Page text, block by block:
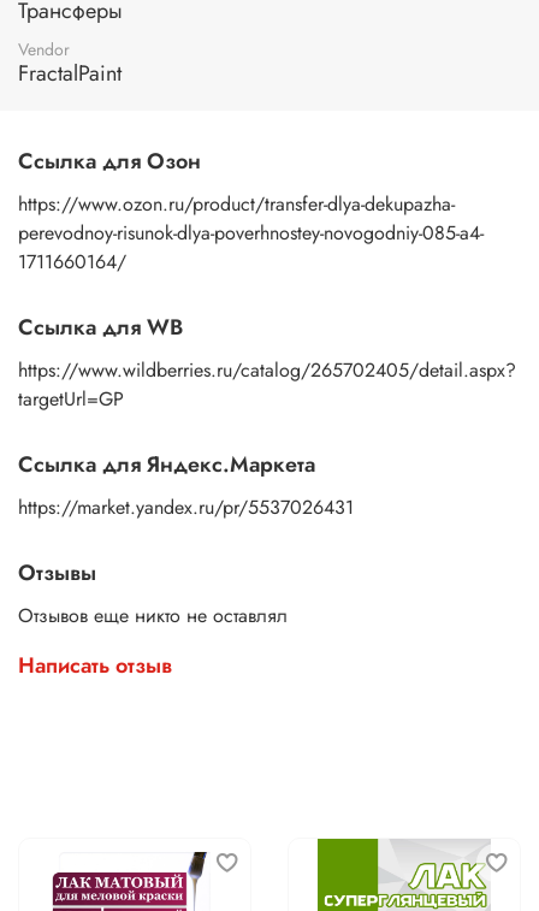
изображение к поверхности и, плотно прижимая
пальцами бумажную основу, сдвигаете ее на себя.
Рисунок остается на изделии. Сразу после нанесения
подойдет акриловый лак на водной основе, матовый,
глянцевый, полуглянцевый.
Трансферы
Vendor
FractalPaint
Ссылка для Озон
https://www.ozon.ru/product/transfer-dlya-dekupazha-
perevodnoy-risunok-dlya-poverhnostey-novogodniy-085-a4-
1711660164/
Ссылка для WB
https://www.wildberries.ru/catalog/265702405/detail.aspx?
targetUrl=GP
Ссылка для Яндекс.Маркета
https://market.yandex.ru/pr/5537026431
Отзывы
Отзывов еще никто не оставлял
Написать отзыв